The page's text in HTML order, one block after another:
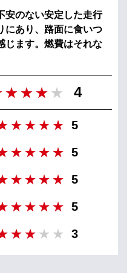
安のない安定した走行
にあり、路面に食いつ
じます。燃費はそれな
4
5
5
5
5
3